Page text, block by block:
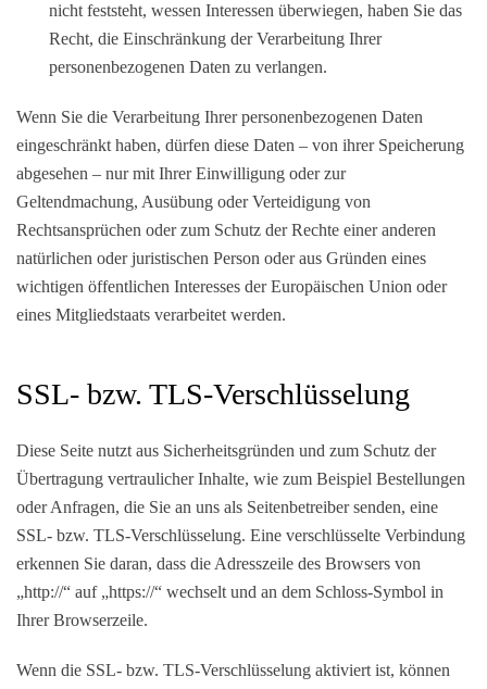
nicht feststeht, wessen Interessen überwiegen, haben Sie das
Recht, die Einschränkung der Verarbeitung Ihrer
personenbezogenen Daten zu verlangen.
Wenn Sie die Verarbeitung Ihrer personenbezogenen Daten
eingeschränkt haben, dürfen diese Daten – von ihrer Speicherung
abgesehen – nur mit Ihrer Einwilligung oder zur
Geltendmachung, Ausübung oder Verteidigung von
Rechtsansprüchen oder zum Schutz der Rechte einer anderen
natürlichen oder juristischen Person oder aus Gründen eines
wichtigen öffentlichen Interesses der Europäischen Union oder
eines Mitgliedstaats verarbeitet werden.
SSL- bzw. TLS-Verschlüsselung
Diese Seite nutzt aus Sicherheitsgründen und zum Schutz der
Übertragung vertraulicher Inhalte, wie zum Beispiel Bestellungen
oder Anfragen, die Sie an uns als Seitenbetreiber senden, eine
SSL- bzw. TLS-Verschlüsselung. Eine verschlüsselte Verbindung
erkennen Sie daran, dass die Adresszeile des Browsers von
„http://“ auf „https://“ wechselt und an dem Schloss-Symbol in
Ihrer Browserzeile.
Wenn die SSL- bzw. TLS-Verschlüsselung aktiviert ist, können